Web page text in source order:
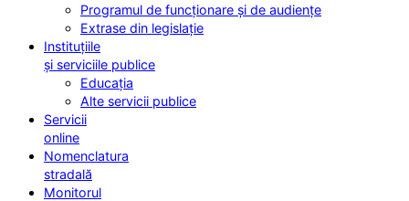
Programul de funcționare și de audiențe
Extrase din legislație
Instituțiile
și serviciile publice
Educația
Alte servicii publice
Servicii
online
Nomenclatura
stradală
Monitorul